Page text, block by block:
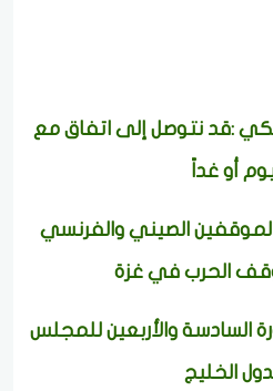
:قد نتوصل إلى اتفاق مع
أو غداً
الصيني والفرنسي
ووقف الحرب في غزة
السادسة والأربعين للمجلس
الخليج